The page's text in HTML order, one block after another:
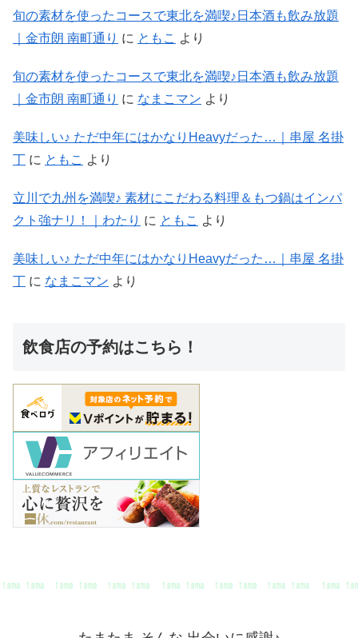
旬の素材を使ったコースで東北を満喫♪日本酒も飲み放題
｜金市朗 南町通り に ともこ より
旬の素材を使ったコースで東北を満喫♪日本酒も飲み放題
｜金市朗 南町通り に なまこマン より
美味しい♪ ただ中年にはかなりHeavyだった…｜串屋 名掛
丁 に ともこ より
立川で九州を満喫♪ 素材にこだわる料理＆もつ鍋はインパ
クト強ナリ！｜わたり に ともこ より
美味しい♪ ただ中年にはかなりHeavyだった…｜串屋 名掛
丁 に なまこマン より
飲食店の予約はこちら！